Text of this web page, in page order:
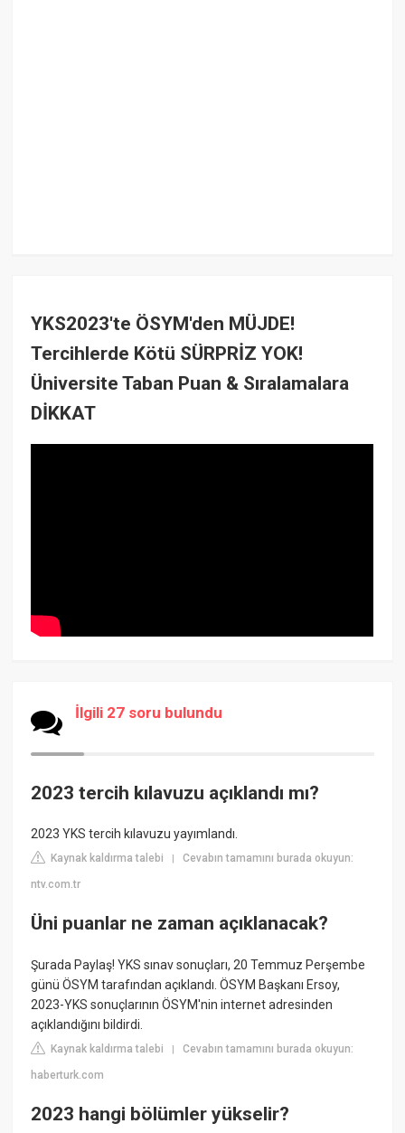
YKS2023'te ÖSYM'den MÜJDE!
Tercihlerde Kötü SÜRPRİZ YOK!
Üniversite Taban Puan & Sıralamalara
DİKKAT
İlgili 27 soru bulundu
2023 tercih kılavuzu açıklandı mı?
2023 YKS tercih kılavuzu yayımlandı.
Kaynak kaldırma talebi |Cevabın tamamını burada okuyun:
ntv.com.tr
Üni puanlar ne zaman açıklanacak?
Şurada Paylaş! YKS sınav sonuçları, 20 Temmuz Perşembe
günü ÖSYM tarafından açıklandı. ÖSYM Başkanı Ersoy,
2023-YKS sonuçlarının ÖSYM'nin internet adresinden
açıklandığını bildirdi.
Kaynak kaldırma talebi |Cevabın tamamını burada okuyun:
haberturk.com
2023 hangi bölümler yükselir?